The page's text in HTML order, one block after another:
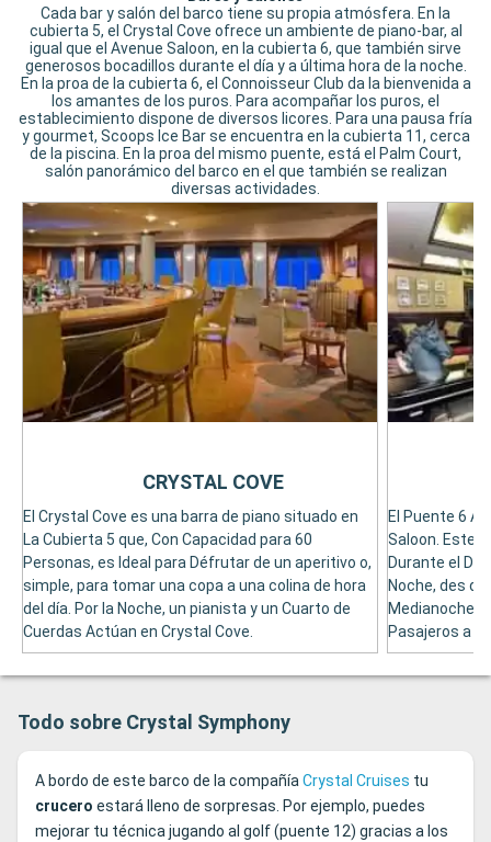
Cada bar y salón del barco tiene su propia atmósfera. En la
cubierta 5, el Crystal Cove ofrece un ambiente de piano-bar, al
igual que el Avenue Saloon, en la cubierta 6, que también sirve
generosos bocadillos durante el día y a última hora de la noche.
En la proa de la cubierta 6, el Connoisseur Club da la bienvenida a
los amantes de los puros. Para acompañar los puros, el
establecimiento dispone de diversos licores. Para una pausa fría
y gourmet, Scoops Ice Bar se encuentra en la cubierta 11, cerca
de la piscina. En la proa del mismo puente, está el Palm Court,
salón panorámico del barco en el que también se realizan
diversas actividades.
El Crystal Cove es una barra de piano situado en
La Cubierta 5 que, Con Capacidad para 60
Personas, es Ideal para Défrutar de un aperitivo o,
simple, para tomar una copa a una colina de hora
del día. Por la Noche, un pianista y un Cuarto de
Cuerdas Actúan en Crystal Cove.
CRYSTAL COVE
El Puente 6
Saloon. Este
Durante el
Noche, des
Medianoche.
Pasajeros a
Todo sobre Crystal Symphony
A bordo de este barco de la compañíaCrystal Cruises tu
crucero estará lleno de sorpresas. Por ejemplo, puedes
mejorar tu técnica jugando al golf (puente 12) gracias a los